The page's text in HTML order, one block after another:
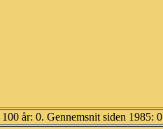
år: 0. Gennemsnit siden 1985: 0